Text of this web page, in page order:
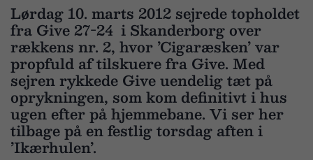
Lørdag 10. marts 2012 sejrede topholdet
fra Give 27-24 i Skanderborg over
rækkens nr. 2, hvor ’Cigaræsken’ var
propfuld af tilskuere fra Give. Med
sejren rykkede Give uendelig tæt på
oprykningen, som kom definitivt i hus
ugen efter på hjemmebane. Vi ser her
tilbage på en festlig torsdag aften i
’Ikærhulen’.